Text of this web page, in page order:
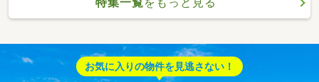
お気に入りの物件を見逃さない！